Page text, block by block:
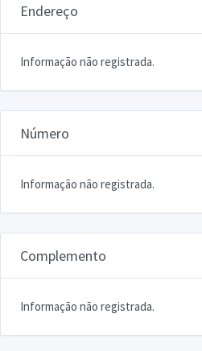
Endereço
Informação não registrada.
Número
Informação não registrada.
Complemento
Informação não registrada.